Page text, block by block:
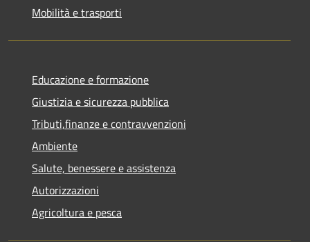
Mobilità e trasporti
Educazione e formazione
Giustizia e sicurezza pubblica
Tributi,finanze e contravvenzioni
Ambiente
Salute, benessere e assistenza
Autorizzazioni
Agricoltura e pesca